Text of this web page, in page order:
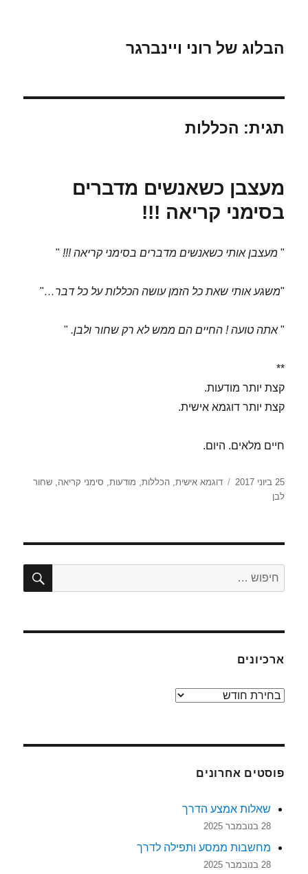
הבלוג של רוני ויינברגר
תגית: הכללות
מעצבן כשאנשים מדברים
בסימני קריאה !!!
" מעצבן אותי כשאנשים מדברים בסימני קריאה !!! "
"משגע אותי שאת כל הזמן עושה הכללות על כל דבר…"
"אתה טועה ! החיים הם ממש לא רק שחור ולבן. "
**
קצת יותר מודעות.
קצת יותר דוגמא אישית.
חיים מלאים. היום.
פורסם
בתאריך
25 ביוני 2017 תגיות
דוגמא אישית,הכללות, מודעות, סימני קריאה,שחור
לבן
חפש:
ארכיונים
ארכיונים
פוסטים אחרונים
שאלות אמצע הדרך
28 בנובמבר 2025
מחשבות ממסע ותפילה לדרך
28 בנובמבר 2025